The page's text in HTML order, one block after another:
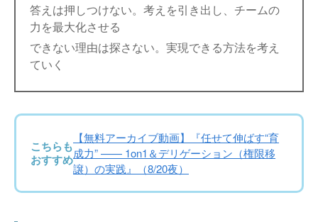
答えは押しつけない。考えを引き出し、チームの
力を最大化させる
できない理由は探さない。実現できる方法を考え
ていく
こちらも
おすすめ
【無料アーカイブ動画】『任せて伸ばす“育
成力” —— 1on1＆デリゲーション（権限移
譲）の実践』（8/20夜）